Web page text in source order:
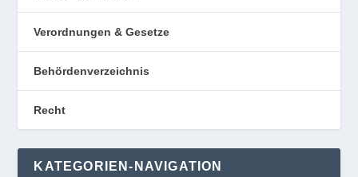
Verordnungen & Gesetze
Behördenverzeichnis
Recht
KATEGORIEN-NAVIGATION